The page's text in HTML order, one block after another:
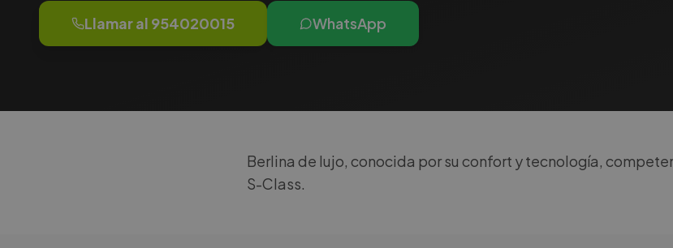
Llamar al 954020015 WhatsApp
Berlina de lujo, conocida por su confort y tecnología,
S-Class.